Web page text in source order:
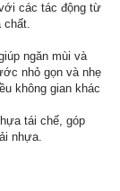
các tác động từ
chất.
ngăn mùi và
nhỏ gọn và nhẹ
không gian khác
tái chế, góp
nhựa.